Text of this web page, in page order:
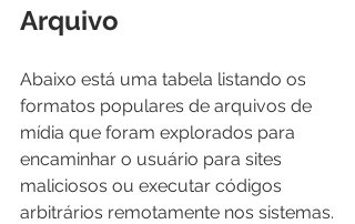
Arquivo
Abaixo está uma tabela listando os
formatos populares de arquivos de
mídia que foram explorados para
encaminhar o usuário para sites
maliciosos ou executar códigos
arbitrários remotamente nos sistemas.